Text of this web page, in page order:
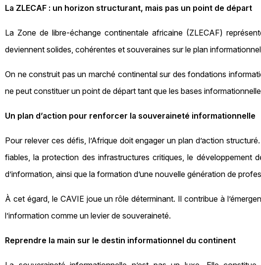
La ZLECAF : un horizon structurant, mais pas un point de départ
La Zone de libre‑échange continentale africaine (ZLECAF)
deviennent solides, cohérentes et souveraines sur le plan
On ne construit pas un marché continental sur des fondations
ne peut constituer un point de départ tant que les bases
Un plan d’action pour renforcer la souveraineté informationnelle
Pour relever ces défis, l’Afrique doit engager un plan d’action
fiables, la protection des infrastructures critiques, le développement
d’information, ainsi que la formation d’une nouvelle génération de
À cet égard, le CAVIE joue un rôle déterminant. Il contribue à
l’information comme un levier de souveraineté.
Reprendre la main sur le destin informationnel du continent